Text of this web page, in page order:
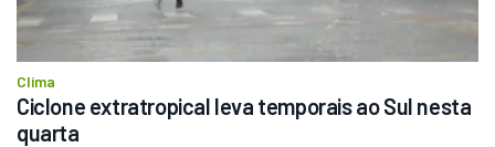
Clima
Ciclone extratropical leva temporais ao Sul nesta
quarta